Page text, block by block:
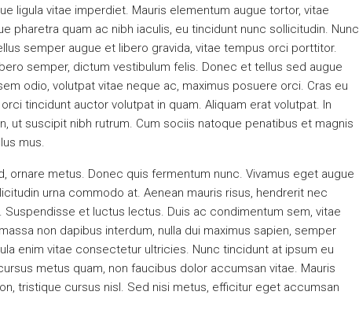
ligula vitae imperdiet. Mauris elementum augue tortor, vitae
pharetra quam ac nibh iaculis, eu tincidunt nunc sollicitudin. Nunc
semper augue et libero gravida, vitae tempus orci porttitor.
semper, dictum vestibulum felis. Donec et tellus sed augue
odio, volutpat vitae neque ac, maximus posuere orci. Cras eu
tincidunt auctor volutpat in quam. Aliquam erat volutpat. In
ut suscipit nibh rutrum. Cum sociis natoque penatibus et magnis
mus.
ornare metus. Donec quis fermentum nunc. Vivamus eget augue
urna commodo at. Aenean mauris risus, hendrerit nec
Suspendisse et luctus lectus. Duis ac condimentum sem, vitae
non dapibus interdum, nulla dui maximus sapien, semper
enim vitae consectetur ultricies. Nunc tincidunt at ipsum eu
metus quam, non faucibus dolor accumsan vitae. Mauris
tristique cursus nisl. Sed nisi metus, efficitur eget accumsan